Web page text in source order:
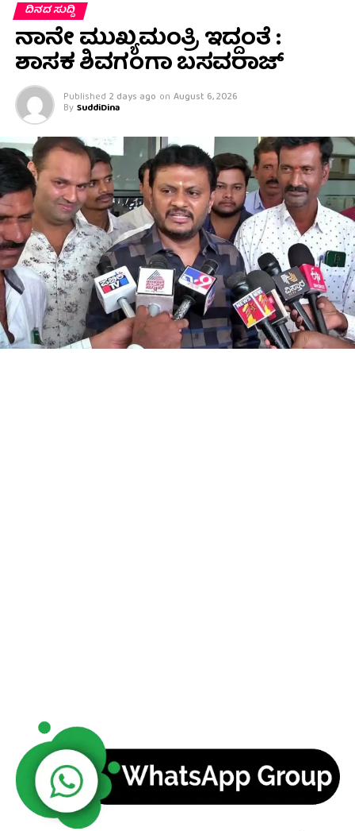
ದಿನದ ಸುದ್ದಿ
ನಾನೇ ಮುಖ್ಯಮಂತ್ರಿ ಇದ್ದಂತೆ :
ಶಾಸಕ ಶಿವಗಂಗಾ ಬಸವರಾಜ್
Published 2 days ago on August 6, 2026
By SuddiDina